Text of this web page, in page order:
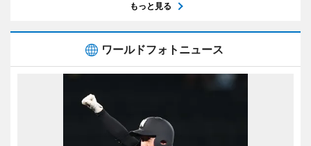
もっと見る
ワールドフォトニュース